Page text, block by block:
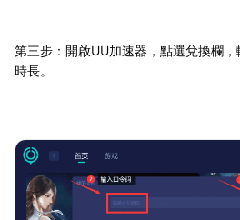
第三步：開啟UU加速器，點選兌換欄
時長。